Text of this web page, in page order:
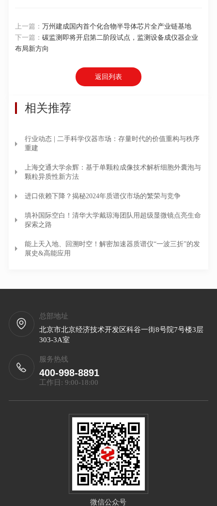
上一篇：万州建成国内首个化合物半导体芯片全产业链基地
下一篇：碳监测即将开启第二阶段试点，监测设备成仪器企业
布局新方向
返回列表
相关推荐
行业动态 | 二手科学仪器市场：存量时代的价值重构与秩序
重建
上海交通大学余辉：基于单颗粒成像技术解析细胞外囊泡与
颗粒异质性新方法
进口依赖下降？揭秘2024年质谱仪市场的繁荣与竞争
填补国际空白！清华大学戴琼海团队用超级显微镜点亮生命
探索之路
能上天入地、回溯时空！解密加速器质谱仪“一波三折”的发
展史&高能应用
总部地址
北京市北京经济技术开发区科谷一街8号院7号楼3层
303-3A室
服务热线
400-998-8891
工作日: 9:00-18:00
微信公众号